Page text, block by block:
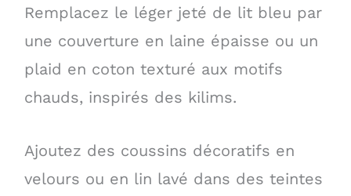
Remplacez le léger jeté de lit bleu par
une couverture en laine épaisse ou un
plaid en coton texturé aux motifs
chauds, inspirés des kilims.
Ajoutez des coussins décoratifs en
velours ou en lin lavé dans des teintes